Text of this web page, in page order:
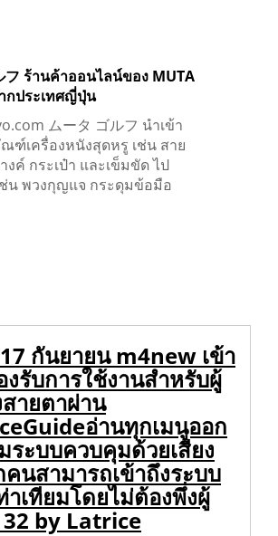
フ ร้านค้าออนไลน์ของ MUTA
กประเทศญี่ปุ่น
ムータ ゴルフ นำเข้า
ฑ์เครื่องหนังสุดหรู เช่น สาย
งค์ กระเป๋า และเข็มขัด ไป
น พวงกุญแจ กระดุมข้อมือ
กันยายน m4new เข้า
งรับการใช้งานสำหรับผู้
ายตาผ่าน
อ่านทุกเมนูออก
ระบบควบคุมด้วยเสียง
นสามารถเข้าถึงระบบ
าเทียมโดยไม่ต้องพึ่งผู้
by Latrice